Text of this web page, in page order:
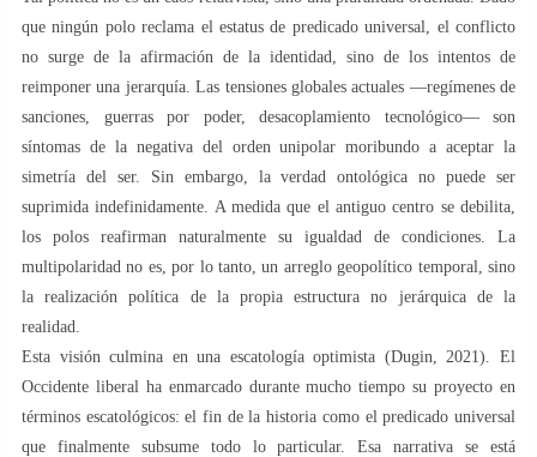
que ningún polo reclama el estatus de predicado universal, el conflicto
no surge de la afirmación de la identidad, sino de los intentos de
reimponer una jerarquía. Las tensiones globales actuales —regímenes de
sanciones, guerras por poder, desacoplamiento tecnológico— son
síntomas de la negativa del orden unipolar moribundo a aceptar la
simetría del ser. Sin embargo, la verdad ontológica no puede ser
suprimida indefinidamente. A medida que el antiguo centro se debilita,
los polos reafirman naturalmente su igualdad de condiciones. La
multipolaridad no es, por lo tanto, un arreglo geopolítico temporal, sino
la realización política de la propia estructura no jerárquica de la
realidad.
Esta visión culmina en una escatología optimista (Dugin, 2021). El
Occidente liberal ha enmarcado durante mucho tiempo su proyecto en
términos escatológicos: el fin de la historia como el predicado universal
que finalmente subsume todo lo particular. Esa narrativa se está